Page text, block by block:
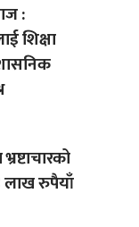
:
शिक्षा
लाख रुपैयाँ